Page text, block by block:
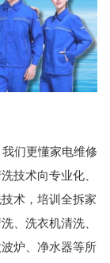
们更懂家电维修
技术向专业化、
术，培训全拆家
、洗衣机清洗、
炉、净水器等所